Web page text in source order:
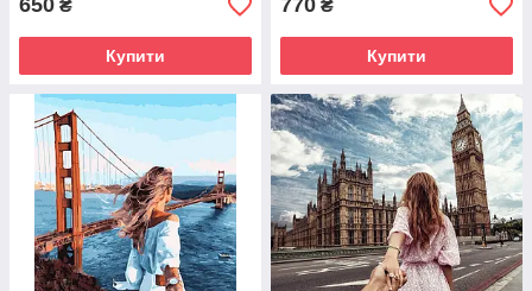
650 ₴
Купити
770 ₴
Купити